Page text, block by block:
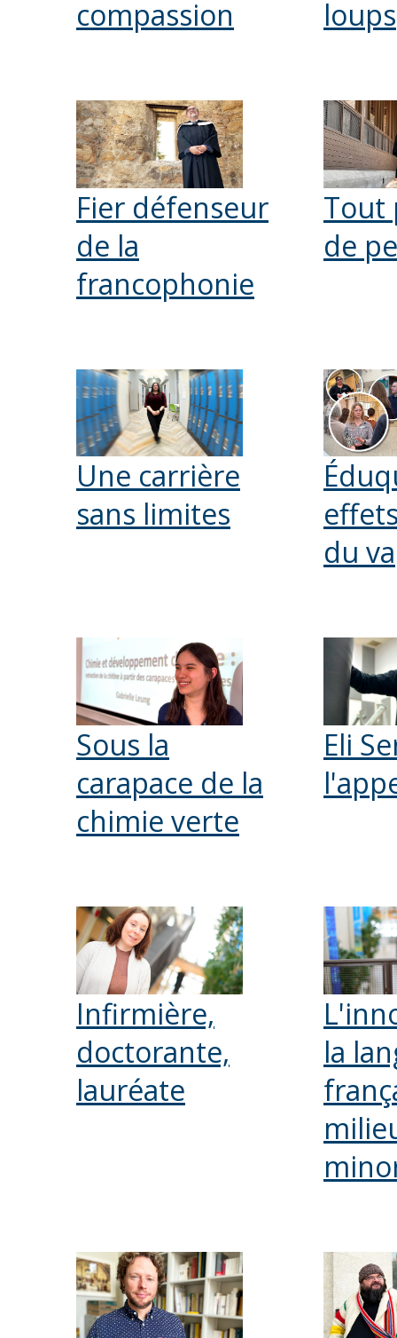
compassion loups
Fier défenseur
de la
francophonie
Tout
de
Une carrière
sans limites
du
Sous la
carapace de la
chimie verte
Eli
Infirmière,
doctorante,
lauréate
la